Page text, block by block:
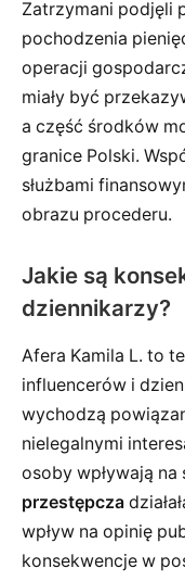
Zatrzymani podjęli
pochodzenia
operacji
miały być
a część środków
granice Polski.
służbami
obrazu procederu.
Jakie są
dziennikarzy?
Afera Kamila L. to
influencerów i
wychodzą
nielegalnymi
osoby wpływają
przestępcza
wpływ na opinię
konsekwencje w